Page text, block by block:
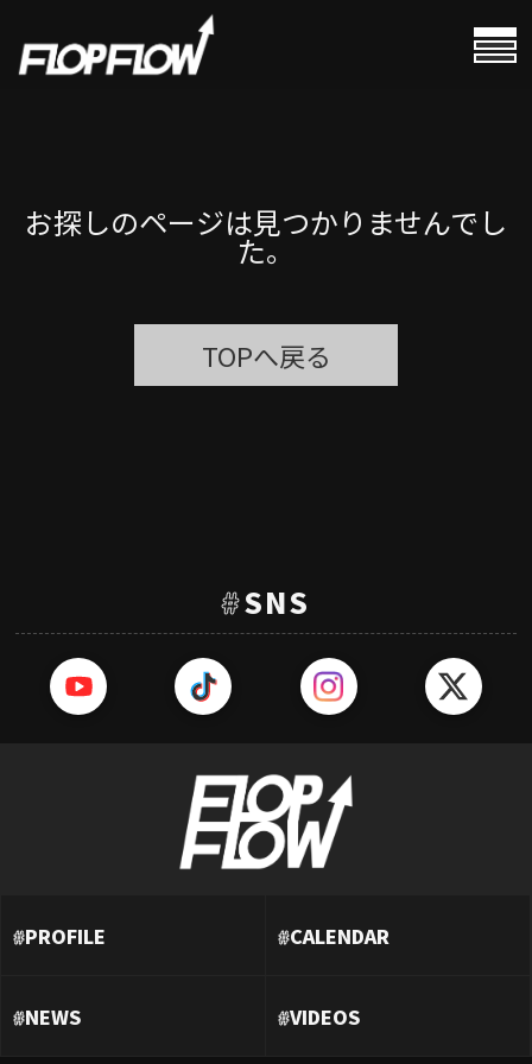
#CALENDAR
#VIDEOS
お探しのページは見つかりませんでし
た。
TOPへ戻る
#SNS
#PROFILE #CALENDAR
#NEWS #VIDEOS